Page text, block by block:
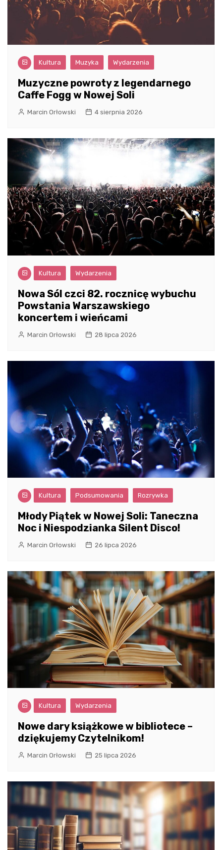
Kultura Muzyka Wydarzenia
Muzyczne powroty z legendarnego
Caffe Fogg w Nowej Soli
Marcin Orłowski 4 sierpnia 2026
Kultura Wydarzenia
Nowa Sól czci 82. rocznicę wybuchu
Powstania Warszawskiego
koncertem i wieńcami
Marcin Orłowski 28 lipca 2026
Kultura Podsumowania Rozrywka
Młody Piątek w Nowej Soli: Taneczna
Noc i Niespodzianka Silent Disco!
Marcin Orłowski 26 lipca 2026
Kultura Wydarzenia
Nowe dary książkowe w bibliotece –
dziękujemy Czytelnikom!
Marcin Orłowski 25 lipca 2026